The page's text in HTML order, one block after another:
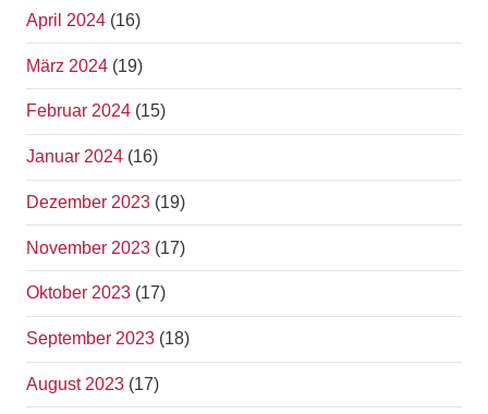
April 2024 (16)
März 2024 (19)
Februar 2024 (15)
Januar 2024 (16)
Dezember 2023 (19)
November 2023 (17)
Oktober 2023 (17)
September 2023 (18)
August 2023 (17)